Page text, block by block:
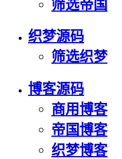
筛选帝国
织梦源码
筛选织梦
博客源码
商用博客
帝国博客
织梦博客